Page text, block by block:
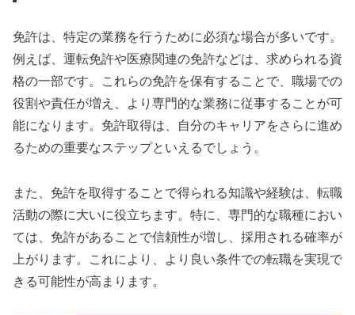
免許は、特定の業務を行うために必須な場合が多いです。
例えば、運転免許や医療関連の免許などは、求められる資
格の一部です。これらの免許を保有することで、職場での
役割や責任が増え、より専門的な業務に従事することが可
能になります。免許取得は、自分のキャリアをさらに進め
るための重要なステップといえるでしょう。
また、免許を取得することで得られる知識や経験は、転職
活動の際に大いに役立ちます。特に、専門的な職種におい
ては、免許があることで信頼性が増し、採用される確率が
上がります。これにより、より良い条件での転職を実現で
きる可能性が高まります。